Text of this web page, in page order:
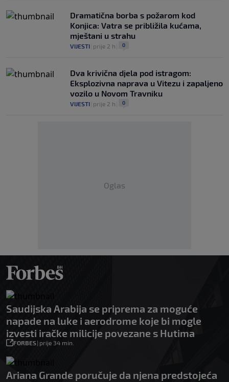
Dramatična borba s požarom kod
Konjica: Vatra se približila kućama,
mještani u strahu
VIJESTI prije 2 h 0
Dva krivična djela pod istragom:
Eksplozivna naprava u Vitezu i zapaljeno
vozilo u Novom Travniku
VIJESTI prije 2 h 0
Oglas
Saudijska Arabija se priprema za moguće
napade na luke i aerodrome koje bi mogle
izvesti iračke milicije povezane s Hutima
FORBES| prije 34 min.
Ariana Grande poručuje da njena predstojeća